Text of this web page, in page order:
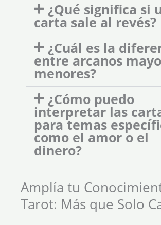
¿Qué significa si
carta sale al revés?
¿Cuál es la
entre arcanos
menores?
¿Cómo puedo
interpretar las
para temas
como el amor o el
dinero?
Amplía tu
Tarot: Más que Solo